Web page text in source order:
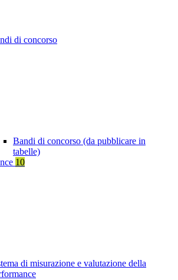
di concorso
Bandi di concorso (da pubblicare in
tabelle)
10
di misurazione e valutazione della